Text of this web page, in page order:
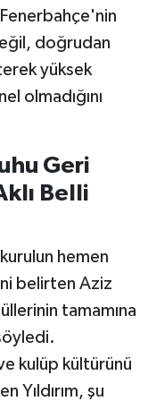
doğrudan
yüksek
olmadığını
Geri
Belli
hemen
belirten Aziz
tamamına
kulüp kültürünü
Yıldırım, şu